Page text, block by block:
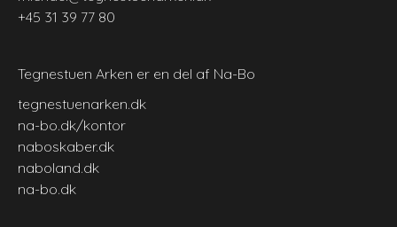
+45 31 39 77 80
Tegnestuen Arken er en del af Na-Bo
tegnestuenarken.dk
na-bo.dk/kontor
naboskaber.dk
naboland.dk
na-bo.dk